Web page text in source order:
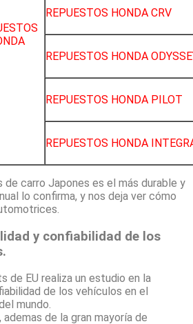
REPUESTOS HONDA CRV
REPUESTOS HONDA
REPUESTOS HONDA PILOT
REPUESTOS HONDA
carro Japones es el más durable y
lo confirma, y nos deja ver cómo
y confiabilidad de los
de EU realiza un estudio en la
de los vehículos en el
mundo.
de la gran mayoría de